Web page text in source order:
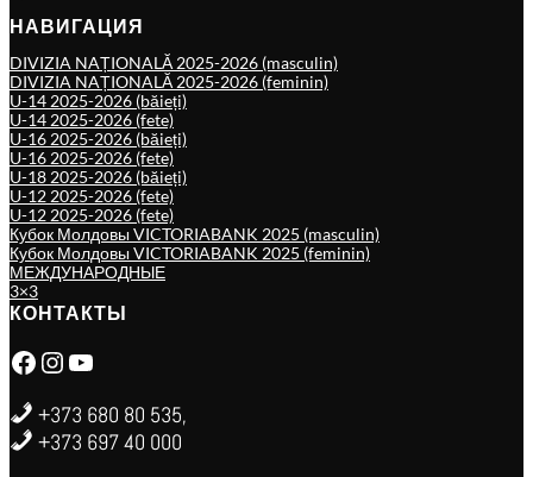
НАВИГАЦИЯ
DIVIZIA NAȚIONALĂ 2025-2026 (masculin)
DIVIZIA NAȚIONALĂ 2025-2026 (feminin)
U-14 2025-2026 (băieți)
U-14 2025-2026 (fete)
U-16 2025-2026 (băieți)
U-16 2025-2026 (fete)
U-18 2025-2026 (băieți)
U-12 2025-2026 (fete)
U-12 2025-2026 (fete)
Кубок Молдовы VICTORIABANK 2025 (masculin)
Кубок Молдовы VICTORIABANK 2025 (feminin)
МЕЖДУНАРОДНЫЕ
3×3
КОНТАКТЫ
Facebook Instagram YouTube
+373 680 80 535,
+373 697 40 000